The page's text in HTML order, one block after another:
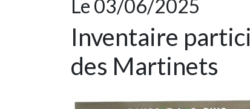
Le 03/06/2025
Inventaire
des Martinets